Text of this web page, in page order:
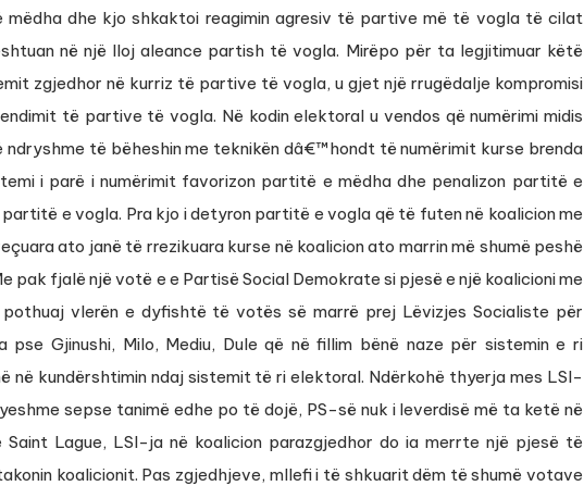
mëdha dhe kjo shkaktoi reagimin agresiv të partive më të vogla të cilat
në një lloj aleance partish të vogla. Mirëpo për ta legjitimuar këtë
zgjedhor në kurriz të partive të vogla, u gjet një rrugëdalje kompromisi
të partive të vogla. Në kodin elektoral u vendos që numërimi midis
të bëheshin me teknikën dâ€™hondt të numërimit kurse brenda
i parë i numërimit favorizon partitë e mëdha dhe penalizon partitë e
e vogla. Pra kjo i detyron partitë e vogla që të futen në koalicion me
ato janë të rrezikuara kurse në koalicion ato marrin më shumë peshë
pak fjalë një votë e e Partisë Social Demokrate si pjesë e një koalicioni me
vlerën e dyfishtë të votës së marrë prej Lëvizjes Socialiste për
pse Gjinushi, Milo, Mediu, Dule që në fillim bënë naze për sistemin e ri
në kundërshtimin ndaj sistemit të ri elektoral. Ndërkohë thyerja mes LSI-
sepse tanimë edhe po të dojë, PS-së nuk i leverdisë më ta ketë në
Saint Lague, LSI-ja në koalicion parazgjedhor do ia merrte një pjesë të
koalicionit. Pas zgjedhjeve, mllefi i të shkuarit dëm të shumë votave